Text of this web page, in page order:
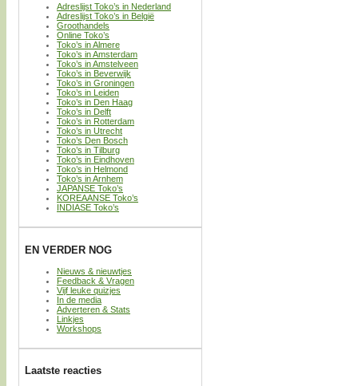
Adreslijst Toko’s in Nederland
Adreslijst Toko’s in België
Groothandels
Online Toko’s
Toko’s in Almere
Toko’s in Amsterdam
Toko’s in Amstelveen
Toko’s in Beverwijk
Toko’s in Groningen
Toko’s in Leiden
Toko’s in Den Haag
Toko’s in Delft
Toko’s in Rotterdam
Toko’s in Utrecht
Toko’s Den Bosch
Toko’s in Tilburg
Toko’s in Eindhoven
Toko’s in Helmond
Toko’s in Arnhem
JAPANSE Toko’s
KOREAANSE Toko’s
INDIASE Toko’s
EN VERDER NOG
Nieuws & nieuwtjes
Feedback & Vragen
Vijf leuke quizjes
In de media
Adverteren & Stats
Linkjes
Workshops
Laatste reacties